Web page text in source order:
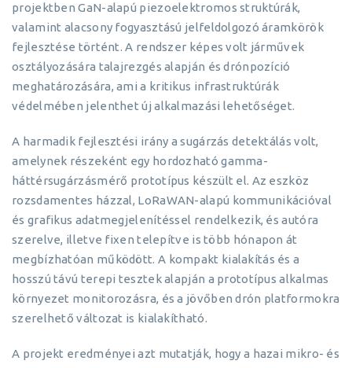
projektben GaN-alapú piezoelektromos struktúrák,
valamint alacsony fogyasztású jelfeldolgozó áramkörök
fejlesztése történt. A rendszer képes volt járművek
osztályozására talajrezgés alapján és drónpozíció
meghatározására, ami a kritikus infrastruktúrák
védelmében jelenthet új alkalmazási lehetőséget.
A harmadik fejlesztési irány a sugárzás detektálás volt,
amelynek részeként egy hordozható gamma-
háttérsugárzásmérő prototípus készült el. Az eszköz
rozsdamentes házzal, LoRaWAN-alapú kommunikációval
és grafikus adatmegjelenítéssel rendelkezik, és autóra
szerelve, illetve fixen telepítve is több hónapon át
megbízhatóan működött. A kompakt kialakítás és a
hosszú távú terepi tesztek alapján a prototípus alkalmas
környezet monitorozásra, és a jövőben drón platformokra
szerelhető változat is kialakítható.
A projekt eredményei azt mutatják, hogy a hazai mikro- és